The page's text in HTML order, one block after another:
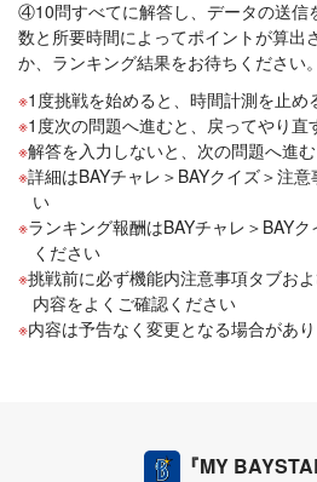
④10問すべてに解答し、データの送信
数と所要時間によってポイントが算出
か、ランキング結果をお待ちください。
1度挑戦を始めると、時間計測を止め
1度次の問題へ進むと、戻ってやり直
解答を入力しないと、次の問題へ進
詳細はBAYチャレ＞BAYクイズ＞注
い
ランキング報酬はBAYチャレ＞BAY
ください
挑戦前に必ず機能内注意事項タブお
内容をよくご確認ください
内容は予告なく変更となる場合があ
『MY